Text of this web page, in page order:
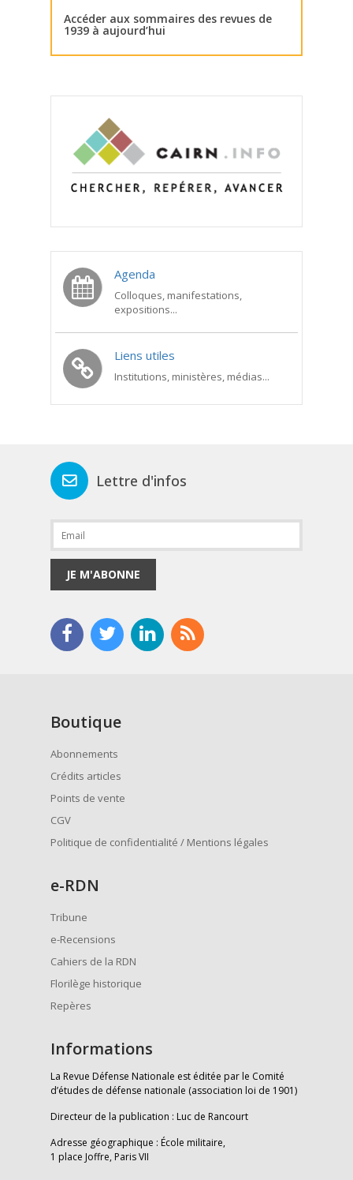
Accéder aux sommaires des revues de
1939 à aujourd’hui
Agenda
Colloques, manifestations,
expositions...
Liens utiles
Institutions, ministères, médias...
Lettre d'infos
JE M'ABONNE
Boutique
Abonnements
Crédits articles
Points de vente
CGV
Politique de confidentialité / Mentions légales
e-RDN
Tribune
e-Recensions
Cahiers de la RDN
Florilège historique
Repères
Informations
La Revue Défense Nationale est éditée par le Comité
d’études de défense nationale (association loi de 1901)
Directeur de la publication : Luc de Rancourt
Adresse géographique : École militaire,
1 place Joffre, Paris VII